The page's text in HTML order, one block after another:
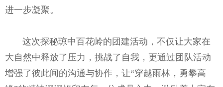
进一步凝聚。
这次探秘琼中百花岭的团建活动，不仅让大家在
大自然中释放了压力，挑战了自我，更通过团队活动
增强了彼此间的沟通与协作，让“穿越雨林，勇攀高